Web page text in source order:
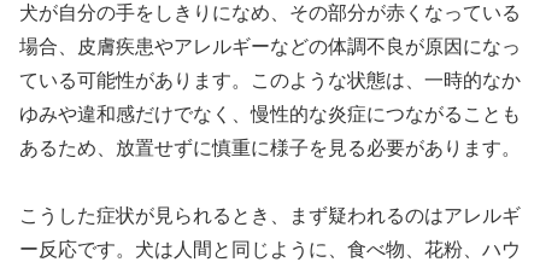
犬が自分の手をしきりになめ、その部分が赤くなっている
場合、皮膚疾患やアレルギーなどの体調不良が原因になっ
ている可能性があります。このような状態は、一時的なか
ゆみや違和感だけでなく、慢性的な炎症につながることも
あるため、放置せずに慎重に様子を見る必要があります。
こうした症状が見られるとき、まず疑われるのはアレルギ
ー反応です。犬は人間と同じように、食べ物、花粉、ハウ